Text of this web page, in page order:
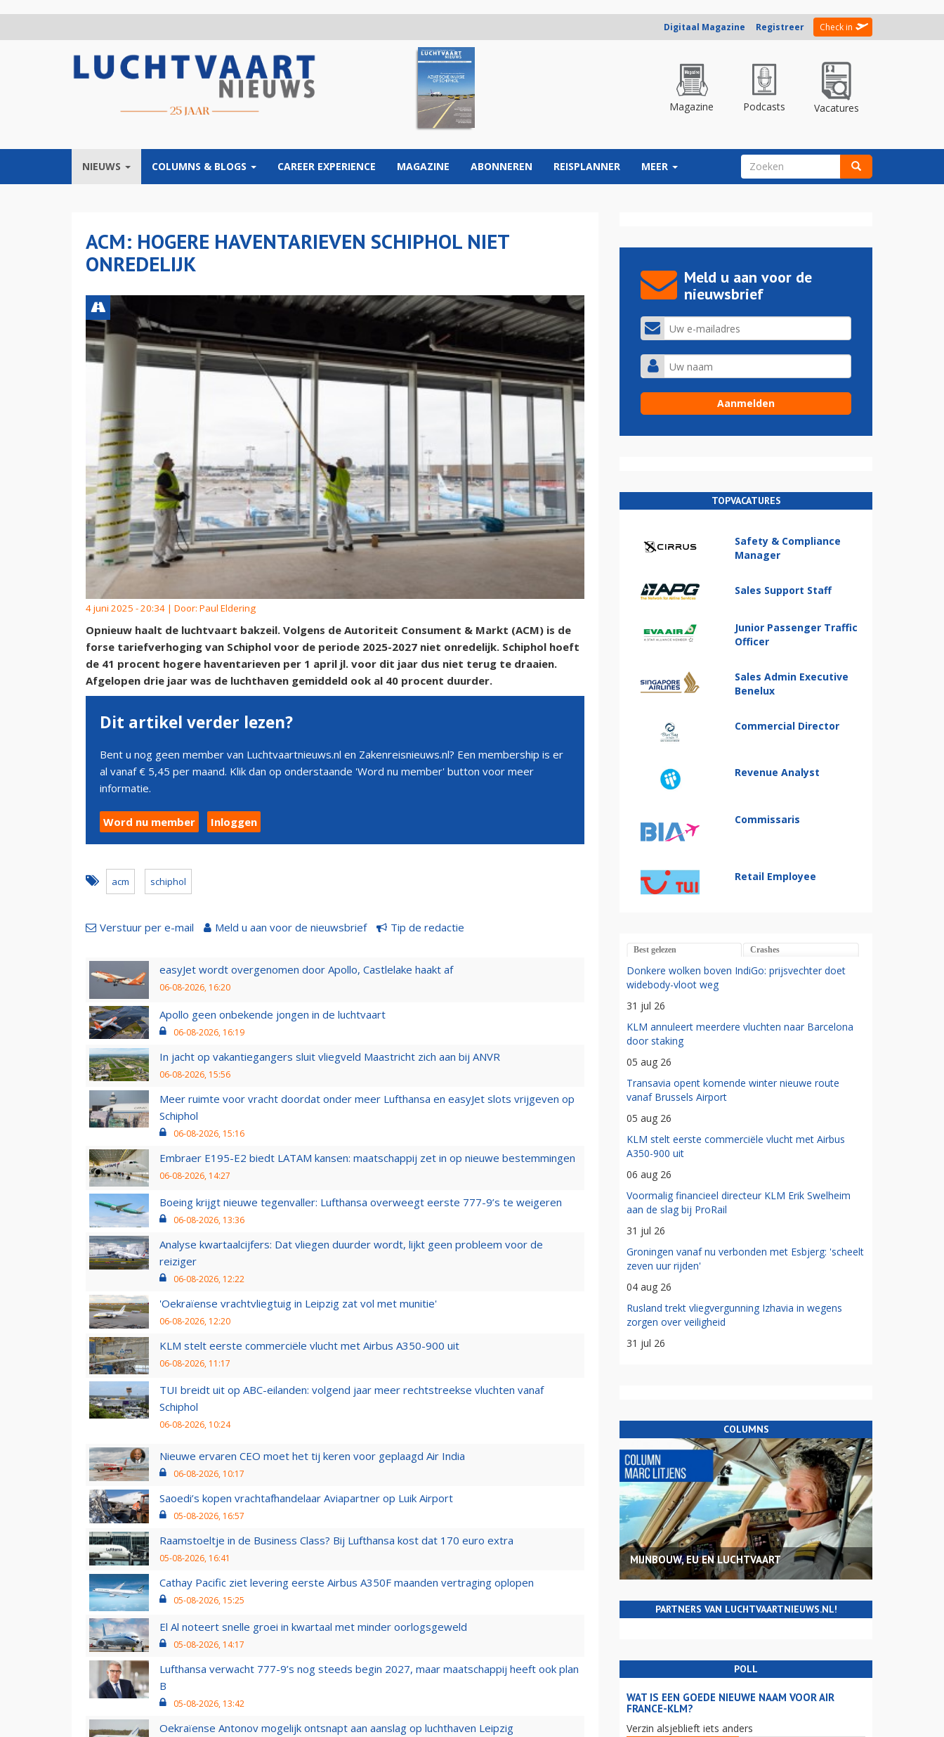
Digitaal Magazine Registreer Check in
Magazine Podcasts Vacatures
NIEUWS COLUMNS & BLOGS CAREER EXPERIENCE MAGAZINE ABONNEREN REISPLANNER MEER ZOEKVELD
ACM: HOGERE HAVENTARIEVEN SCHIPHOL NIET
ONREDELIJK
4 juni 2025 - 20:34 | Door: Paul Eldering
Opnieuw haalt de luchtvaart bakzeil. Volgens de Autoriteit Consument & Markt (ACM) is de
forse tariefverhoging van Schiphol voor de periode 2025-2027 niet onredelijk. Schiphol hoeft
de 41 procent hogere haventarieven per 1 april jl. voor dit jaar dus niet terug te draaien.
Afgelopen drie jaar was de luchthaven gemiddeld ook al 40 procent duurder.
Dit artikel verder lezen?
Bent u nog geen member van Luchtvaartnieuws.nl en Zakenreisnieuws.nl? Een membership is er
al vanaf € 5,45 per maand. Klik dan op onderstaande 'Word nu member' button voor meer
informatie.
Word nu member Inloggen
acm schiphol
Verstuur per e-mail Meld u aan voor de nieuwsbrief Tip de redactie
easyJet wordt overgenomen door Apollo, Castlelake haakt af
06-08-2026, 16:20
Apollo geen onbekende jongen in de luchtvaart
06-08-2026, 16:19
In jacht op vakantiegangers sluit vliegveld Maastricht zich aan bij ANVR
06-08-2026, 15:56
Meer ruimte voor vracht doordat onder meer Lufthansa en easyJet slots vrijgeven op
Schiphol
06-08-2026, 15:16
Embraer E195-E2 biedt LATAM kansen: maatschappij zet in op nieuwe bestemmingen
06-08-2026, 14:27
Boeing krijgt nieuwe tegenvaller: Lufthansa overweegt eerste 777-9’s te weigeren
06-08-2026, 13:36
Analyse kwartaalcijfers: Dat vliegen duurder wordt, lijkt geen probleem voor de
reiziger
06-08-2026, 12:22
'Oekraïense vrachtvliegtuig in Leipzig zat vol met munitie'
06-08-2026, 12:20
KLM stelt eerste commerciële vlucht met Airbus A350-900 uit
06-08-2026, 11:17
TUI breidt uit op ABC-eilanden: volgend jaar meer rechtstreekse vluchten vanaf
Schiphol
06-08-2026, 10:24
Nieuwe ervaren CEO moet het tij keren voor geplaagd Air India
06-08-2026, 10:17
Saoedi’s kopen vrachtafhandelaar Aviapartner op Luik Airport
05-08-2026, 16:57
Raamstoeltje in de Business Class? Bij Lufthansa kost dat 170 euro extra
05-08-2026, 16:41
Cathay Pacific ziet levering eerste Airbus A350F maanden vertraging oplopen
05-08-2026, 15:25
El Al noteert snelle groei in kwartaal met minder oorlogsgeweld
05-08-2026, 14:17
Lufthansa verwacht 777-9’s nog steeds begin 2027, maar maatschappij heeft ook plan
B
05-08-2026, 13:42
Oekraïense Antonov mogelijk ontsnapt aan aanslag op luchthaven Leipzig
Meld u aan voor de
nieuwsbrief
TOPVACATURES
Safety & Compliance
Manager
Sales Support Staff
Junior Passenger Traffic
Officer
Sales Admin Executive
Benelux
Commercial Director
Revenue Analyst
Commissaris
Retail Employee
Best gelezen Crashes
Donkere wolken boven IndiGo: prijsvechter doet
widebody-vloot weg
31 jul 26
KLM annuleert meerdere vluchten naar Barcelona
door staking
05 aug 26
Transavia opent komende winter nieuwe route
vanaf Brussels Airport
05 aug 26
KLM stelt eerste commerciële vlucht met Airbus
A350-900 uit
06 aug 26
Voormalig financieel directeur KLM Erik Swelheim
aan de slag bij ProRail
31 jul 26
Groningen vanaf nu verbonden met Esbjerg: 'scheelt
zeven uur rijden'
04 aug 26
Rusland trekt vliegvergunning Izhavia in wegens
zorgen over veiligheid
31 jul 26
COLUMNS
MIJNBOUW, EU EN LUCHTVAART
PARTNERS VAN LUCHTVAARTNIEUWS.NL!
POLL
WAT IS EEN GOEDE NIEUWE NAAM VOOR AIR
FRANCE-KLM?
Verzin alsjeblieft iets anders